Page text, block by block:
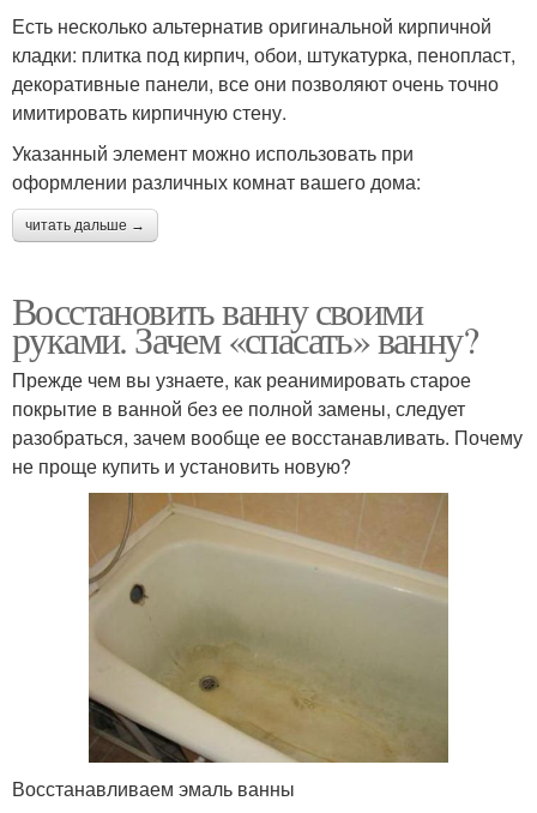
Есть несколько альтернатив оригинальной кирпичной
кладки: плитка под кирпич, обои, штукатурка, пенопласт,
декоративные панели, все они позволяют очень точно
имитировать кирпичную стену.
Указанный элемент можно использовать при
оформлении различных комнат вашего дома:
читать дальше →
Восстановить ванну своими
руками. Зачем «спасать» ванну?
Прежде чем вы узнаете, как реанимировать старое
покрытие в ванной без ее полной замены, следует
разобраться, зачем вообще ее восстанавливать. Почему
не проще купить и установить новую?
Восстанавливаем эмаль ванны